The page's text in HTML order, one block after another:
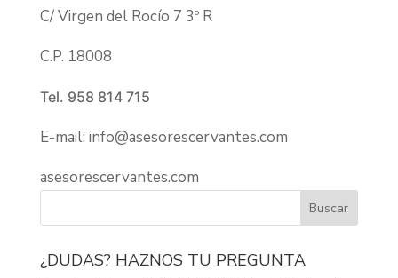
C/ Virgen del Rocío 7 3º R
C.P. 18008
Tel. 958 814 715
E-mail: info@asesorescervantes.com
asesorescervantes.com
¿DUDAS? HAZNOS TU PREGUNTA